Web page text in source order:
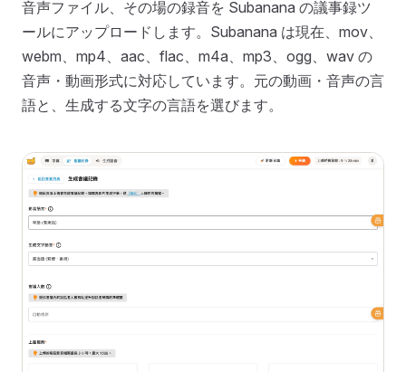
音声ファイル、その場の録音を Subanana の議事録ツ
ールにアップロードします。Subanana は現在、mov、
webm、mp4、aac、flac、m4a、mp3、ogg、wav の
音声・動画形式に対応しています。元の動画・音声の言
語と、生成する文字の言語を選びます。